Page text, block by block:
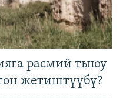
расмий тыюу
жетиштүүбү?